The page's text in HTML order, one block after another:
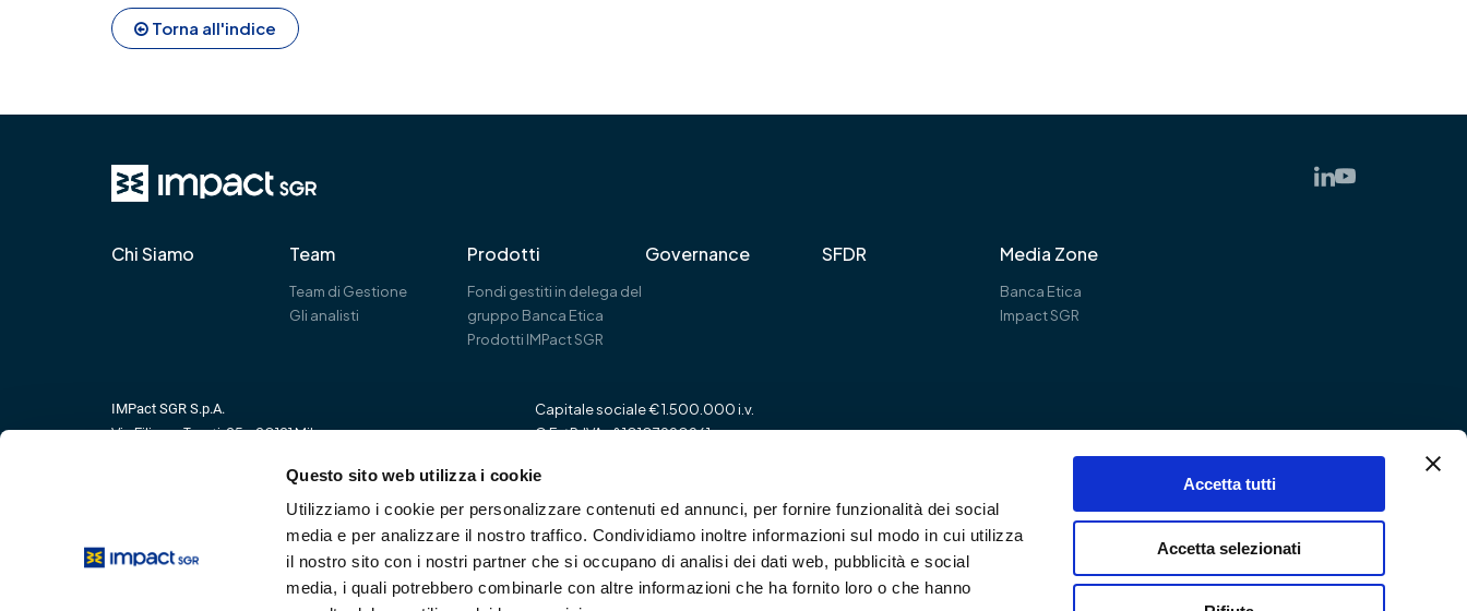
Questo sito web utilizza i cookie
Utilizziamo i cookie per personalizzare contenuti ed annunci, per fornire funzionalità dei social
media e per analizzare il nostro traffico. Condividiamo inoltre informazioni sul modo in cui utilizza
il nostro sito con i nostri partner che si occupano di analisi dei dati web, pubblicità e social
media, i quali potrebbero combinarle con altre informazioni che ha fornito loro o che hanno
Accetta tutti
Accetta selezionati
Torna all'indice
Chi Siamo Team
Team di Gestione
Gli analisti
Prodotti
Fondi gestiti in delega del
gruppo Banca Etica
Prodotti IMPact SGR
Governance SFDR Media Zone
Banca Etica
Impact SGR
IMPact SGR S.p.A.
Via Filippo Turati, 25 – 20121 Milano
Capitale sociale € 1.500.000 i.v.
C.F. / P. IVA n° 10107990961
Iscritta all’Albo delle SGR ex art. 35 del TUF
Sezione Gestori di OICVM al nr. 61
Cookie e Privacy PolicyWhistleblowing